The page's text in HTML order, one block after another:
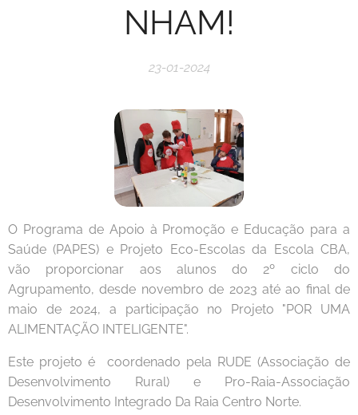
NHAM!
23-01-2024
O Programa de Apoio à Promoção e Educação para a
Saúde (PAPES) e Projeto Eco-Escolas da Escola CBA,
vão proporcionar aos alunos do 2º ciclo do
Agrupamento, desde novembro de 2023 até ao final de
maio de 2024, a participação no Projeto "POR UMA
ALIMENTAÇÃO INTELIGENTE".
Este projeto é coordenado pela RUDE (Associação de
Desenvolvimento Rural) e Pro-Raia-Associação
Desenvolvimento Integrado Da Raia Centro Norte.